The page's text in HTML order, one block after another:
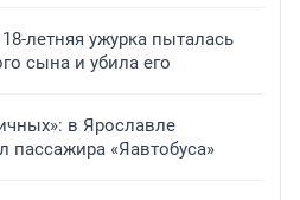
летняя ужурка пыталась
сына и убила его
в Ярославле
пассажира «Яавтобуса»